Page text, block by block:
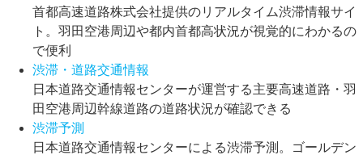
首都高速道路株式会社提供のリアルタイム渋滞情報サイ
ト。羽田空港周辺や都内首都高状況が視覚的にわかるの
で便利
渋滞・道路交通情報
日本道路交通情報センターが運営する主要高速道路・羽
田空港周辺幹線道路の道路状況が確認できる
渋滞予測
日本道路交通情報センターによる渋滞予測。ゴールデン